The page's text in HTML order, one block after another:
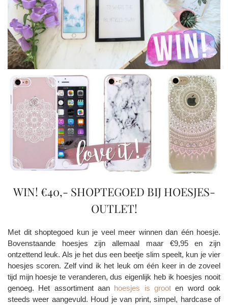
WIN! €40,- SHOPTEGOED BIJ HOESJES-
OUTLET!
Met dit shoptegoed kun je veel meer winnen dan één hoesje.
Bovenstaande hoesjes zijn allemaal maar €9,95 en zijn
ontzettend leuk. Als je het dus een beetje slim speelt, kun je vier
hoesjes scoren. Zelf vind ik het leuk om één keer in de zoveel
tijd mijn hoesje te veranderen, dus eigenlijk heb ik hoesjes nooit
genoeg. Het assortiment aan hoesjes is groot en word ook
steeds weer aangevuld. Houd je van print, simpel, hardcase of